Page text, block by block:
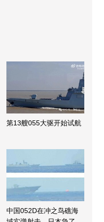
第13艘055大驱开始试航
中国052D在冲之鸟礁海